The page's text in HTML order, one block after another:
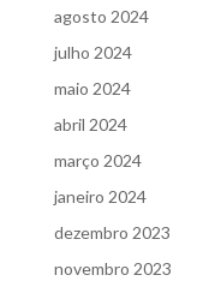
agosto 2024
julho 2024
maio 2024
abril 2024
março 2024
janeiro 2024
dezembro 2023
novembro 2023